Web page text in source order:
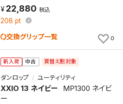
22,880 税込
208 pt
交換グリップ一覧 0
新入荷 中古 買替え割対象
ダンロップ ユーティリティ
XXIO 13 ネイビー
MP1300 ネイビ
ー